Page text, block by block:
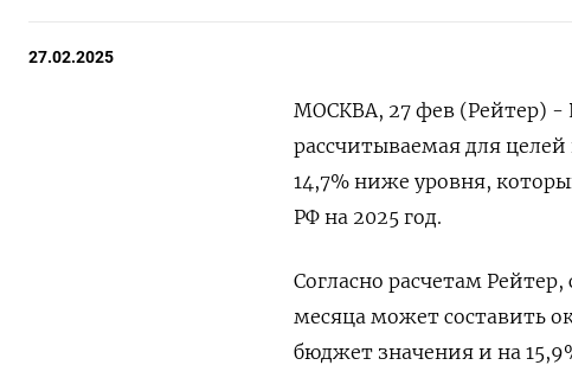
27.02.2025
МОСКВА, 27 фев (Рейтер) -
рассчитываемая для
14,7% ниже уровня,
РФ на 2025 год.
Согласно расчетам
месяца может составить
бюджет значения и на